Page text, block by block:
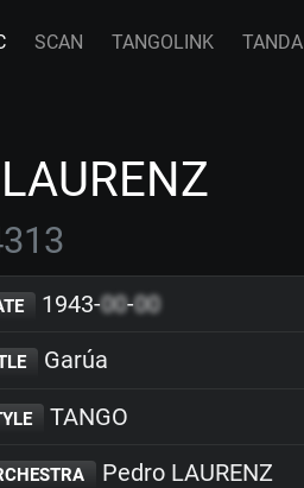
SCAN TANGOLINK TANDA
1943-00-00
Garúa
TANGO
Pedro LAURENZ